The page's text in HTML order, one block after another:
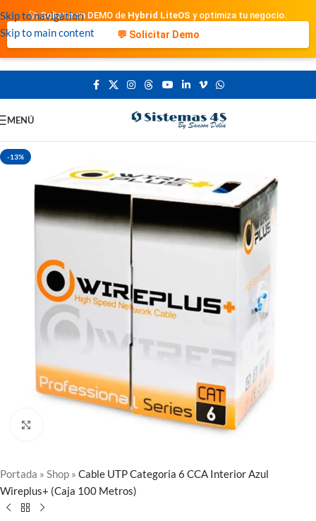
Skip to navigation
Skip to main content
🚀 Solicita un DEMO de Hybrid LiteOS y optimiza tu negocio.
💬 Solicitar Demo
MENÚ
-13%
Portada » Shop » Cable UTP Categoria 6 CCA Interior Azul
Wireplus+ (Caja 100 Metros)